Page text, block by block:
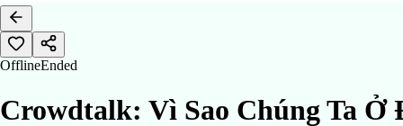
OfflineEnded
Crowdtalk: Vì Sao Chúng Ta Ở